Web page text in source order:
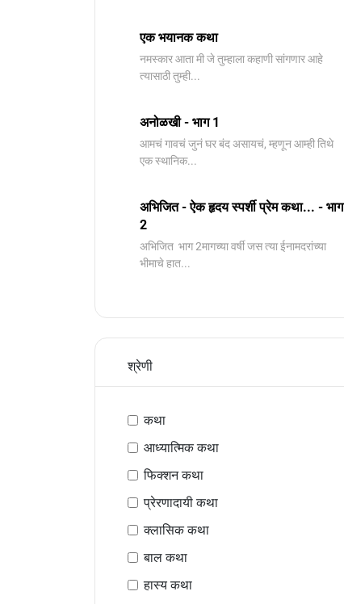
एक भयानक कथा
नमस्कार आता मी जे तुम्हाला कहाणी सांगणार आहे
त्यासाठी तुम्ही...
अनोळखी - भाग 1
आमचं गावचं जुनं घर बंद असायचं, म्हणून आम्ही तिथे
एक स्थानिक...
अभिजित - ऐक हृदय स्पर्शी प्रेम कथा... - भाग
2
️अभिजित ️ भाग 2मागच्या वर्षी जस त्या ईनामदरांच्या
भीमाचे हात...
श्रेणी
कथा
आध्यात्मिक कथा
फिक्शन कथा
प्रेरणादायी कथा
क्लासिक कथा
बाल कथा
हास्य कथा